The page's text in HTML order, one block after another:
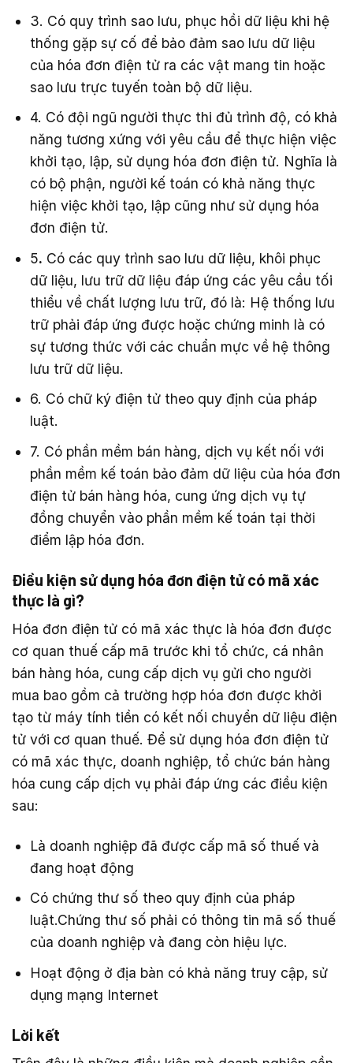
3. Có quy trình sao lưu, phục hồi dữ liệu khi hệ
thống gặp sự cố để bảo đảm sao lưu dữ liệu
của hóa đơn điện tử ra các vật mang tin hoặc
sao lưu trực tuyến toàn bộ dữ liệu.
4. Có đội ngũ người thực thi đủ trình độ, có khả
năng tương xứng với yêu cầu để thực hiện việc
khởi tạo, lập, sử dụng hóa đơn điện tử. Nghĩa là
có bộ phận, người kế toán có khả năng thực
hiện việc khởi tạo, lập cũng như sử dụng hóa
đơn điện tử.
5. Có các quy trình sao lưu dữ liệu, khôi phục
dữ liệu, lưu trữ dữ liệu đáp ứng các yêu cầu tối
thiểu về chất lượng lưu trữ, đó là: Hệ thống lưu
trữ phải đáp ứng được hoặc chứng minh là có
sự tương thức với các chuẩn mực về hệ thông
lưu trữ dữ liệu.
6. Có chữ ký điện tử theo quy định của pháp
luật.
7. Có phần mềm bán hàng, dịch vụ kết nối với
phần mềm kế toán bảo đảm dữ liệu của hóa đơn
điện tử bán hàng hóa, cung ứng dịch vụ tự
đồng chuyển vào phần mềm kế toán tại thời
điểm lập hóa đơn.
Điều kiện sử dụng hóa đơn điện tử có mã xác
thực là gì?
Hóa đơn điện tử có mã xác thực là hóa đơn được
cơ quan thuế cấp mã trước khi tổ chức, cá nhân
bán hàng hóa, cung cấp dịch vụ gửi cho người
mua bao gồm cả trường hợp hóa đơn được khởi
tạo từ máy tính tiền có kết nối chuyển dữ liệu điện
tử với cơ quan thuế. Để sử dụng hóa đơn điện tử
có mã xác thực, doanh nghiệp, tổ chức bán hàng
hóa cung cấp dịch vụ phải đáp ứng các điều kiện
sau:
Là doanh nghiệp đã được cấp mã số thuế và
đang hoạt động
Có chứng thư số theo quy định của pháp
luật.Chứng thư số phải có thông tin mã số thuế
của doanh nghiệp và đang còn hiệu lực.
Hoạt động ở địa bàn có khả năng truy cập, sử
dụng mạng Internet
Lời kết